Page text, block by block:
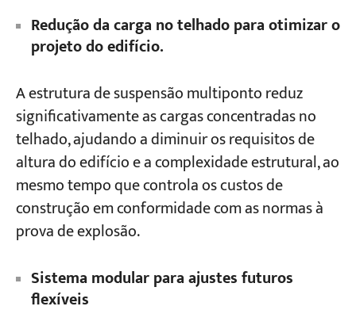
Redução da carga no telhado para otimizar o
projeto do edifício.
A estrutura de suspensão multiponto reduz
significativamente as cargas concentradas no
telhado, ajudando a diminuir os requisitos de
altura do edifício e a complexidade estrutural, ao
mesmo tempo que controla os custos de
construção em conformidade com as normas à
prova de explosão.
Sistema modular para ajustes futuros
flexíveis